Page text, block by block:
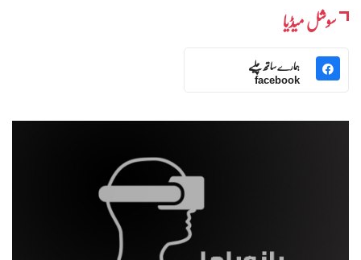
سوشل میڈیا
ہمارے ساتھ چلیے
facebook